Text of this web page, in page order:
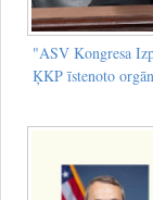
"ASV Kongresa
ĶKP īstenoto